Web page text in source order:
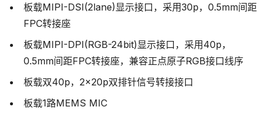
板载MIPI-DSI(2lane)显示接口，采用30p，0.5mm间距
FPC转接座
板载MIPI-DPI(RGB-24bit)显示接口，采用40p，
0.5mm间距FPC转接座，兼容正点原子RGB接口线序
板载双40p，2x20p双排针信号转接接口
板载1路MEMS MIC